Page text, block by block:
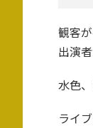
観客
出演
水色
ライ